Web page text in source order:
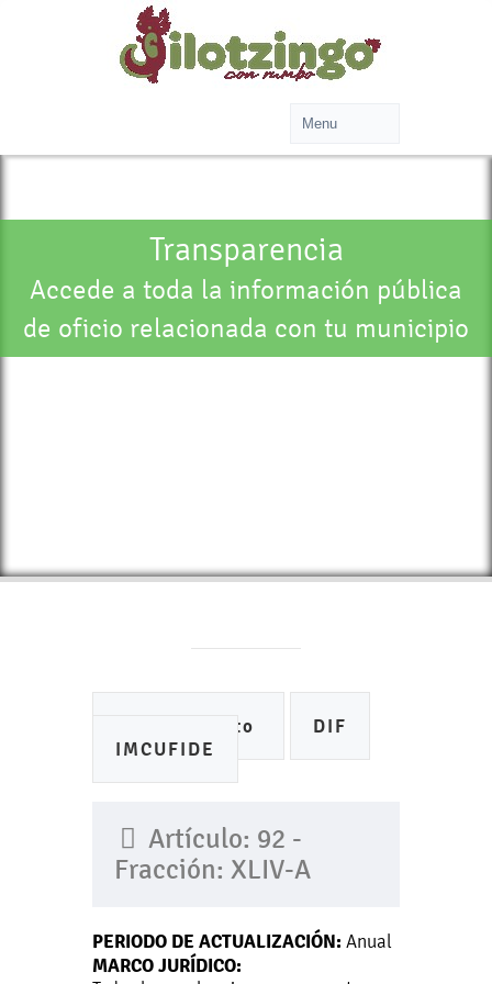
Transparencia
Accede a toda la información pública
de oficio relacionada con tu municipio
Ayuntamiento
DIF
IMCUFIDE
Artículo: 92 -
Fracción: XLIV-A
PERIODO DE ACTUALIZACIÓN: Anual
MARCO JURÍDICO: